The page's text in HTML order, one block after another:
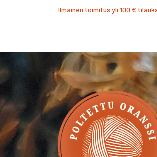
Ilmainen toimitus yli 100 €